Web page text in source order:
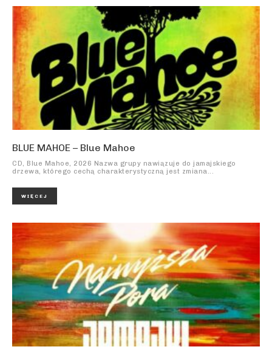
BLUE MAHOE – Blue Mahoe
CD, Blue Mahoe, 2026 Nazwa grupy nawiązuje do jamajskiego
drzewa, którego cechą charakterystyczną jest zmiana...
WIĘCEJ